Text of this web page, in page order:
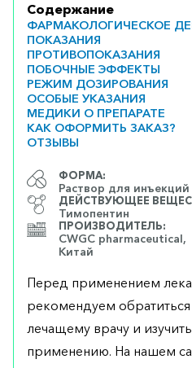
Содержание
ФАРМАКОЛОГИЧЕСКОЕ
ПОКАЗАНИЯ
ПРОТИВОПОКАЗАНИЯ
ПОБОЧНЫЕ ЭФФЕКТЫ
РЕЖИМ ДОЗИРОВАНИЯ
ОСОБЫЕ УКАЗАНИЯ
МЕДИКИ О ПРЕПАРАТЕ
КАК ОФОРМИТЬ ЗАКАЗ?
ОТЗЫВЫ
ФОРМА:
Раствор для инъекций
ДЕЙСТВУЮЩЕЕ
Тимопентин
ПРОИЗВОДИТЕЛЬ:
CWGC pharmaceutical,
Китай
Перед применением
рекомендуем обратиться
лечащему врачу и
применению. На нашем